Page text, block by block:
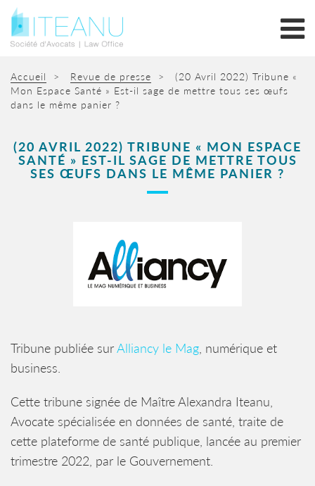
Accueil > Revue de presse > (20 Avril 2022) Tribune «
Mon Espace Santé » Est-il sage de mettre tous ses œufs
dans le même panier ?
(20 AVRIL 2022) TRIBUNE « MON ESPACE
SANTÉ » EST-IL SAGE DE METTRE TOUS
SES ŒUFS DANS LE MÊME PANIER ?
Tribune publiée surAlliancy le Mag , numérique et
business.
Cette tribune signée de Maître Alexandra Iteanu,
Avocate spécialisée en données de santé, traite de
cette plateforme de santé publique, lancée au premier
trimestre 2022, par le Gouvernement.